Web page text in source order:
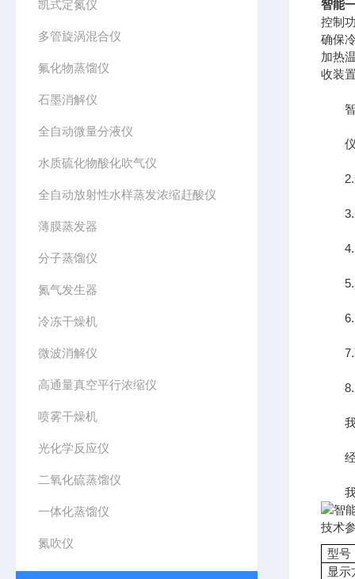
凯式定氮仪
多管旋涡混合仪
氟化物蒸馏仪
石墨消解仪
全自动微量分液仪
水质硫化物酸化吹气仪
全自动放射性水样蒸发浓缩赶酸仪
薄膜蒸发器
分子蒸馏仪
氮气发生器
冷冻干燥机
微波消解仪
高通量真空平行浓缩仪
喷雾干燥机
光化学反应仪
二氧化硫蒸馏仪
一体化蒸馏仪
氮吹仪
智能
控制
确保
加热
收装
智能
仪
2.远
3.一
4.自
5.具
6.自
7.蒸
8.自
我们
经济
我们
技术
型号
显示